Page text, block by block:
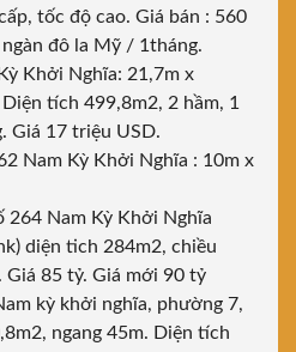
tốc độ cao. Giá bán : 560
đô la Mỹ / 1tháng.
Khởi Nghĩa: 21,7m x
tích 499,8m2, 2 hầm, 1
Giá 17 triệu USD.
Nam Kỳ Khởi Nghĩa : 10m x
264 Nam Kỳ Khởi Nghĩa
diện tich 284m2, chiều
Giá 85 tỷ. Giá mới 90 tỷ
kỳ khởi nghĩa, phường 7,
ngang 45m. Diện tích